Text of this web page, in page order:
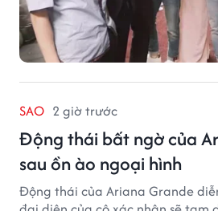
SAO 2 giờ trước
Động thái bất ngờ của
sau ồn ào ngoại hình
Động thái của Ariana Grande